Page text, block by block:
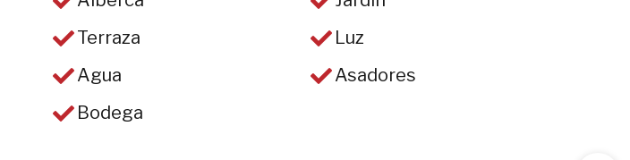
Terraza
Luz
Agua
Asadores
Bodega